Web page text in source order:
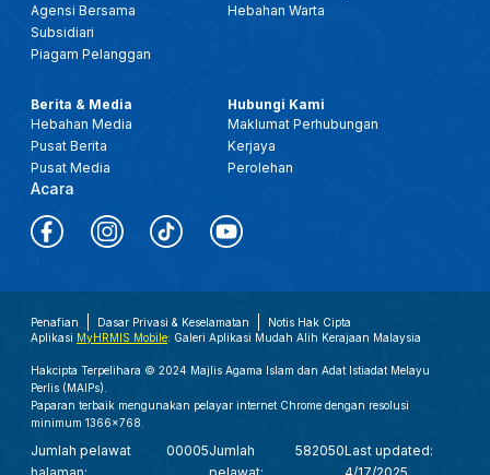
Agensi Bersama
Subsidiari
Piagam Pelanggan
Hebahan Warta
Berita & Media
Hebahan Media
Pusat Berita
Pusat Media
Acara
Hubungi Kami
Maklumat Perhubungan
Kerjaya
Perolehan
Penafian Dasar Privasi & Keselamatan
Notis Hak Cipta
Aplikasi MyHRMIS Mobile: Galeri Aplikasi Mudah Alih Kerajaan Malaysia
Hakcipta Terpelihara © 2024 Majlis Agama Islam dan Adat Istiadat Melayu
Perlis (MAIPs).
Paparan terbaik mengunakan pelayar internet Chrome dengan resolusi
minimum 1366x768.
Jumlah pelawat
00005Jumlah
582050Last updated: